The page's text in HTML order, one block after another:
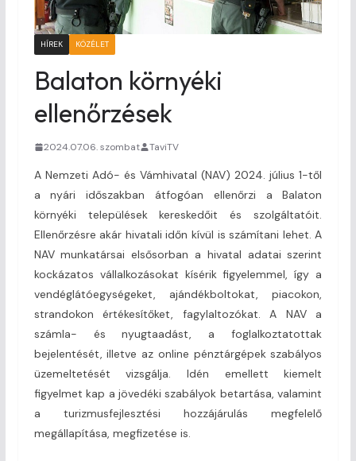
HÍREK KÖZÉLET
Balaton környéki
ellenőrzések
2024.07.06. szombat TaviTV
A Nemzeti Adó- és Vámhivatal (NAV) 2024. július 1-től
a nyári időszakban átfogóan ellenőrzi a Balaton
környéki települések kereskedőit és szolgáltatóit.
Ellenőrzésre akár hivatali időn kívül is számítani lehet. A
NAV munkatársai elsősorban a hivatal adatai szerint
kockázatos vállalkozásokat kísérik figyelemmel, így a
vendéglátóegységeket, ajándékboltokat, piacokon,
strandokon értékesítőket, fagylaltozókat. A NAV a
számla- és nyugtaadást, a foglalkoztatottak
bejelentését, illetve az online pénztárgépek szabályos
üzemeltetését vizsgálja. Idén emellett kiemelt
figyelmet kap a jövedéki szabályok betartása, valamint
a turizmusfejlesztési hozzájárulás megfelelő
megállapítása, megfizetése is.